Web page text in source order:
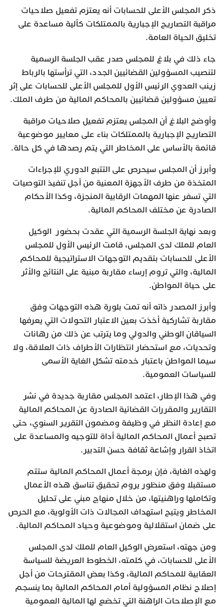
ذكر المجلس الأعلى للحسابات أنه يعتزم تفعيل صلاحيات
مراقبة التصاريح الإجبارية بالممتلكات كآلية مساعدة على
تخليق الحياة العامة.
جاء ذلك في بلاغ للمجلس صدر عقب الجلسة الرسمية
لتنصيب المسؤولين القضائيين الجدد، التي ترأستها بالرباط
زينب العدوي الرئيس الأول للمجلس الأعلى للحسابات على إثر
تعيين مسؤولين قضائيين بالمحاكم المالية من طرف الملك.
وأوضح البلاغ أن المجلس يعتزم تفعيل صلاحيات مراقبة
التصاريح الإجبارية بالممتلكات بناء على معايير موضوعية
قائمة بالأساس على المخاطر التي يتم رصدها في كل حالة.
وأبرز أن المجلس سيحرص على التتبع الدوري للإجراءات
المتخذة من طرف الأجهزة المعنية من أجل تنفيذ التوصيات
التي تسفر عنها المهمات الرقابية المنجزة، وكذا الأحكام
الصادرة عن مختلف المحاكم المالية.
وبعد نهاية الجلسة الرسمية التي عقدت بحضور الوكيل
العام للملك لدى المجلس، قامت الرئيس الأول للمجلس
الأعلى للحسابات بتقديم التوجهات الاستراتيجية للمحاكم
المالية، والتي تروم إرساء مقاربة مبنية على النتائج والأثر
على حياة المواطن.
وأبرز المصدر ذاته أنه تمت بلورة هذه التوجهات وفق
مقاربة تشاركية أخذت بعين الاعتبار التحولات التي يعرفها
السياقان الوطني والدولي وما يترتب عن ذلك من رهانات
وتحديات، مع استحضار انتظارات الأطراف ذات العلاقة، ولا
سيما المواطن باعتبار خدمته تشكل الغاية الأسمى
للسياسات العمومية.
وفي هذا الإطار، اعتمد المجلس مقاربة جديدة في نشر
التقارير والمقررات القضائية الصادرة عن المحاكم المالية
مع إعادة النظر في وظيفة ومضمون التقرير السنوي، حتى
تصبح أعمال المحاكم المالية أداة للتوجيه والمساعدة على
اتخاذ القرار وإشاعة ثقافة حسن التدبير.
ولهذه الغاية، فإن برمجة أعمال المحاكم المالية ستتم
مستقبلا وفق منظور يروم تحقيق تناسق هذه الأعمال
وتكاملها وراهنيتها، من خلال منهاج مبني على تحليل
المخاطر ويتيح استهداف المجالات ذات الأولوية، مع الحرص
على ضمان استقلالية وموضوعية وحياد المحاكم المالية.
ومن جهته، استعرض الوكيل العام للملك لدى المجلس
الأعلى للحسابات، في كلمته، الخطوط العريضة للسياسة
العقابية للمحاكم المالية، وكذا بعض المقترحات من أجل
إصلاح نظام المسؤولية أمام المحاكم المالية بما ينسجم
مع الإصلاحات الراهنة التي تخضع لها المالية العمومية